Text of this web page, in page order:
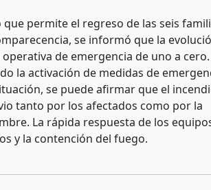
permite el regreso de las seis
se informó que la
de emergencia de uno a cero.
la activación de medidas de
se puede afirmar que el
tanto por los afectados como por la
La rápida respuesta de los
y la contención del fuego.